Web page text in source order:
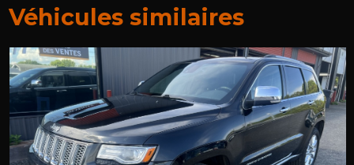
Véhicules similaires